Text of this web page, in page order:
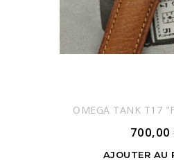
OMEGA TANK T17
700,00
AJOUTER AU